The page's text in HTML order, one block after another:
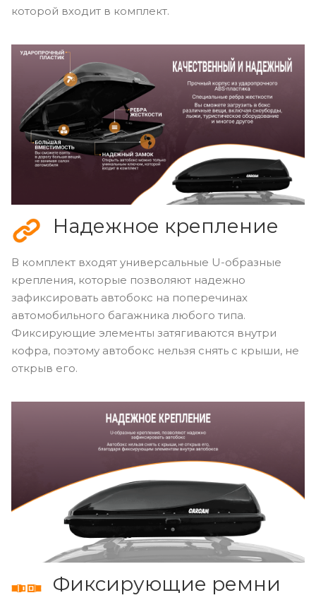
которой входит в комплект.
Надежное крепление
В комплект входят универсальные U-образные
крепления, которые позволяют надежно
зафиксировать автобокс на поперечинах
автомобильного багажника любого типа.
Фиксирующие элементы затягиваются внутри
кофра, поэтому автобокс нельзя снять с крыши, не
открыв его.
Фиксирующие ремни